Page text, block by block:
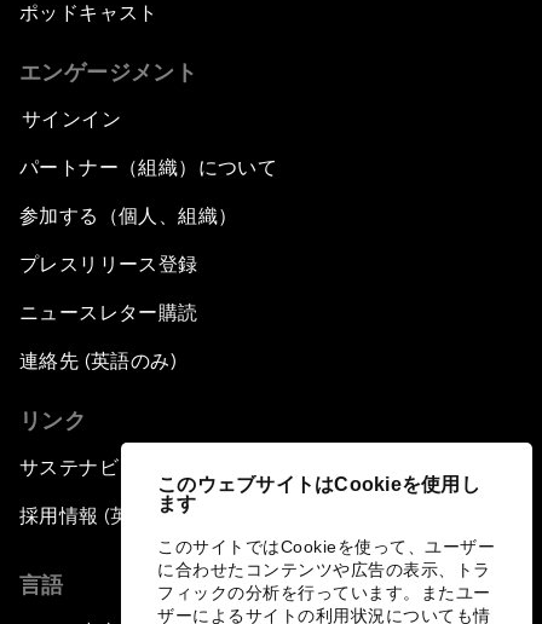
このウェブサイトはCookieを使用し
ます
このサイトではCookieを使って、ユーザー
に合わせたコンテンツや広告の表示、トラ
フィックの分析を行っています。またユー
ザーによるサイトの利用状況についても情
ポッドキャスト
エンゲージメント
サインイン
パートナー（組織）について
参加する（個人、組織）
プレスリリース登録
ニュースレター購読
連絡先 (英語のみ)
リンク
サステナビリティへの取り組み
採用情報 (英語のみ)
言語